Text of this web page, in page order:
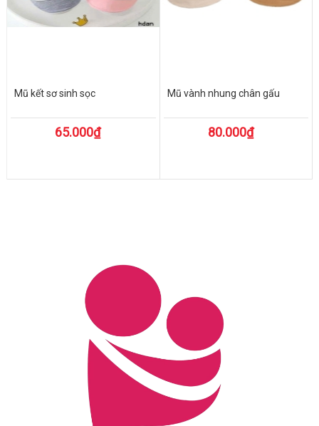
Mũ kết sơ sinh sọc
65.000₫
Mũ vành nhung chân gấu
80.000₫